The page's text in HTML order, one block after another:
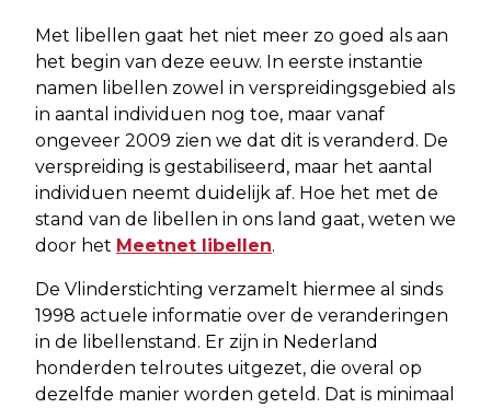
Met libellen gaat het niet meer zo goed als aan
het begin van deze eeuw. In eerste instantie
namen libellen zowel in verspreidingsgebied als
in aantal individuen nog toe, maar vanaf
ongeveer 2009 zien we dat dit is veranderd. De
verspreiding is gestabiliseerd, maar het aantal
individuen neemt duidelijk af. Hoe het met de
stand van de libellen in ons land gaat, weten we
door het Meetnet libellen.
De Vlinderstichting verzamelt hiermee al sinds
1998 actuele informatie over de veranderingen
in de libellenstand. Er zijn in Nederland
honderden telroutes uitgezet, die overal op
dezelfde manier worden geteld. Dat is minimaal